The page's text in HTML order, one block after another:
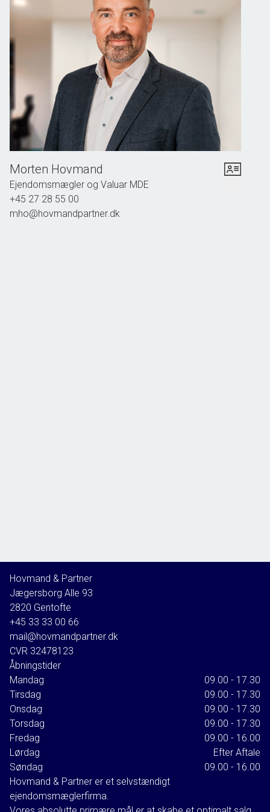
Ejendommen blev opført i 2004 og foreningen er yderst velfungerende med
et stærkt naboskab. Foreningen tilbyder følgende faciliteter: Dørtelefon, en
vidunderlig stor fælles gårdhave med hyggelige hjørner og masser af grønne
områder.Til foreningen hører fælles parkeringspladser, cykelkælder,
kælderrum, elevator, en badebro samt mulighed for at leje en bådplads.
Andelsforeningen er sund og veldrevet. Der afdrages på gælden, som for
hovedparten er fastforrentet, og friværdien i ejendommen er over 60 %.
Morten Hovmand
Ejendomsmægler og Valuar MDE
+45 27 28 55 00
mho@hovmandpartner.dk
Hovmand & Partner
Jægersborg Alle 93
2820 Gentofte
+45 33 33 00 66
mail@hovmandpartner.dk
CVR 32478123
Åbningstider
Mandag
09.00 - 17.30
Tirsdag
09.00 - 17.30
Onsdag
09.00 - 17.30
Torsdag
09.00 - 17.30
Fredag
09.00 - 16.00
Lørdag
Efter Aftale
Søndag
09.00 - 16.00
Hovmand & Partner er et selvstændigt
ejendomsmæglerfirma.